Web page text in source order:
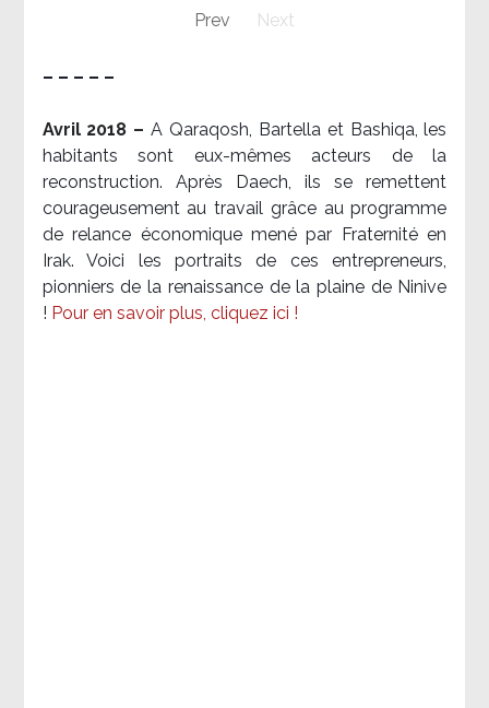
Prev Next
– – – – –
Avril 2018 –A Qaraqosh, Bartella et Bashiqa, les
habitants sont eux-mêmes acteurs de la
reconstruction. Après Daech, ils se remettent
courageusement au travail grâce au programme
de relance économique mené par Fraternité en
Irak. Voici les portraits de ces entrepreneurs,
pionniers de la renaissance de la plaine de Ninive
! Pour en savoir plus, cliquez ici !